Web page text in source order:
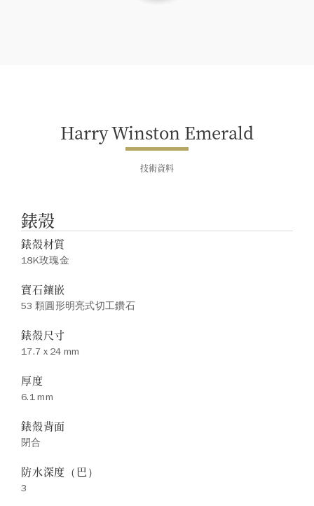
Harry Winston Emerald
技術資料
錶殼
錶殼材質
18K玫瑰金
寶石鑲嵌
53 顆圓形明亮式切工鑽石
錶殼尺寸
17.7 x 24 mm
厚度
6.1 mm
錶殼背面
閉合
防水深度（巴）
3